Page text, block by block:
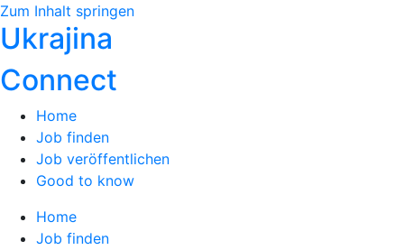
Zum Inhalt springen
Ukrajina
Connect
Home
Job finden
Job veröffentlichen
Good to know
Home
Job finden